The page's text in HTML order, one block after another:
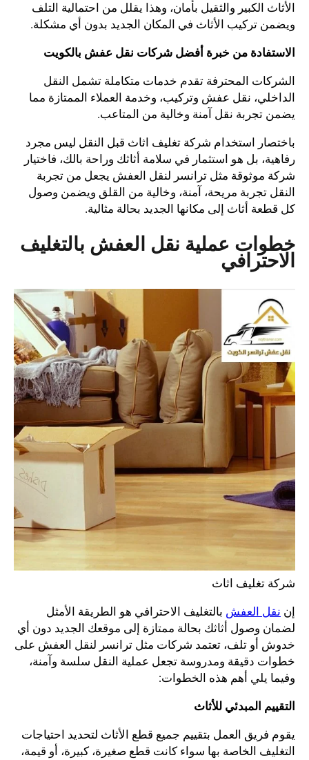
الأثاث الكبير والثقيل بأمان، وهذا يقلل من احتمالية التلف
ويضمن تركيب الأثاث في المكان الجديد بدون أي مشكلة.
الاستفادة من خبرة أفضل شركات نقل عفش بالكويت
الشركات المحترفة تقدم خدمات متكاملة تشمل النقل
الداخلي، نقل عفش وتركيب، وخدمة العملاء الممتازة مما
يضمن تجربة نقل آمنة وخالية من المتاعب.
باختصار استخدام شركة تغليف اثاث قبل النقل ليس مجرد
رفاهية، بل هو استثمار في سلامة أثاثك وراحة بالك، فاختيار
شركة موثوقة مثل ترانسر لنقل العفش يجعل من تجربة
النقل تجربة مريحة، آمنة، وخالية من القلق ويضمن وصول
كل قطعة أثاث إلى مكانها الجديد بحالة مثالية.
خطوات عملية نقل العفش بالتغليف
الاحترافي
شركة تغليف اثاث
إن نقل العفش بالتغليف الاحترافي هو الطريقة الأمثل
لضمان وصول أثاثك بحالة ممتازة إلى موقعك الجديد دون أي
خدوش أو تلف، تعتمد شركات مثل ترانسر لنقل العفش على
خطوات دقيقة ومدروسة تجعل عملية النقل سلسة وآمنة،
وفيما يلي أهم هذه الخطوات:
التقييم المبدئي للأثاث
يقوم فريق العمل بتقييم جميع قطع الأثاث لتحديد احتياجات
التغليف الخاصة بها سواء كانت قطع صغيرة، كبيرة، أو قيمة،